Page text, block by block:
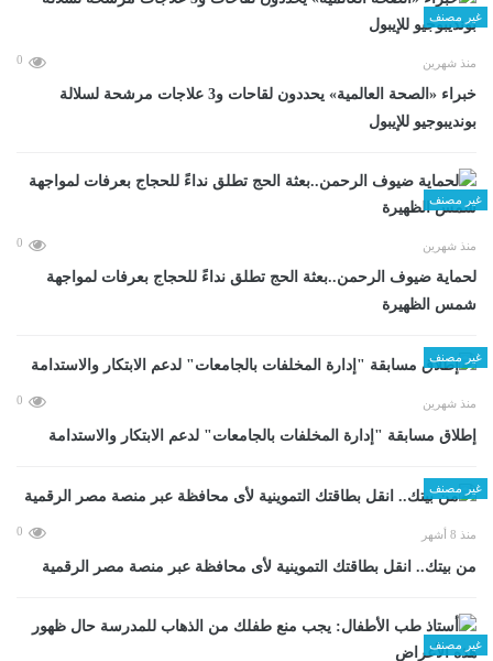
غير مصنف
منذ شهرين 0
خبراء «الصحة العالمية» يحددون لقاحات و3 علاجات مرشحة لسلالة
بونديبوجيو للإيبول
غير مصنف
منذ شهرين 0
لحماية ضيوف الرحمن..بعثة الحج تطلق نداءً للحجاج بعرفات لمواجهة
شمس الظهيرة
غير مصنف
منذ شهرين 0
إطلاق مسابقة "إدارة المخلفات بالجامعات" لدعم الابتكار والاستدامة
غير مصنف
منذ 8 أشهر 0
من بيتك.. انقل بطاقتك التموينية لأى محافظة عبر منصة مصر الرقمية
غير مصنف